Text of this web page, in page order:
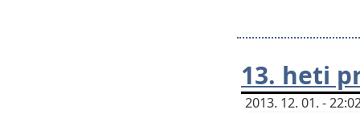
13. heti
2013. 12. 01. -